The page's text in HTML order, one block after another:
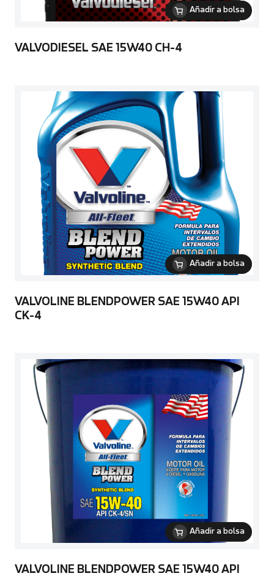
Añadir a bolsa
VALVODIESEL SAE 15W40 CH-4
Añadir a bolsa
VALVOLINE BLENDPOWER SAE 15W40 API
CK-4
Añadir a bolsa
VALVOLINE BLENDPOWER SAE 15W40 API